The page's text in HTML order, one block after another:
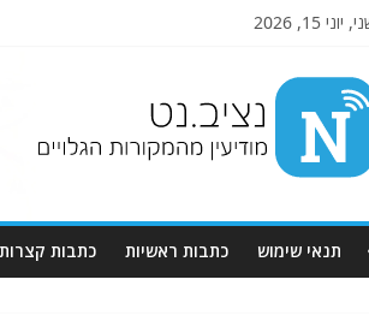
15, 2026
תנאי שימוש כתבות ראשיות כתבות קצרות